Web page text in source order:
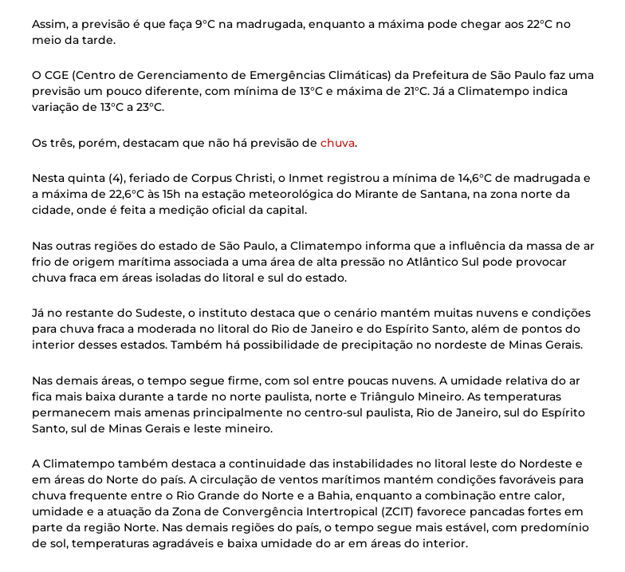
Assim, a previsão é que faça 9°C na madrugada, enquanto a máxima pode chegar aos 22°C no
meio da tarde.
O CGE (Centro de Gerenciamento de Emergências Climáticas) da Prefeitura de São Paulo faz uma
previsão um pouco diferente, com mínima de 13°C e máxima de 21°C. Já a Climatempo indica
variação de 13°C a 23°C.
Os três, porém, destacam que não há previsão de chuva.
Nesta quinta (4), feriado de Corpus Christi, o Inmet registrou a mínima de 14,6°C de madrugada e
a máxima de 22,6°C às 15h na estação meteorológica do Mirante de Santana, na zona norte da
cidade, onde é feita a medição oficial da capital.
Nas outras regiões do estado de São Paulo, a Climatempo informa que a influência da massa de ar
frio de origem marítima associada a uma área de alta pressão no Atlântico Sul pode provocar
chuva fraca em áreas isoladas do litoral e sul do estado.
Já no restante do Sudeste, o instituto destaca que o cenário mantém muitas nuvens e condições
para chuva fraca a moderada no litoral do Rio de Janeiro e do Espírito Santo, além de pontos do
interior desses estados. Também há possibilidade de precipitação no nordeste de Minas Gerais.
Nas demais áreas, o tempo segue firme, com sol entre poucas nuvens. A umidade relativa do ar
fica mais baixa durante a tarde no norte paulista, norte e Triângulo Mineiro. As temperaturas
permanecem mais amenas principalmente no centro-sul paulista, Rio de Janeiro, sul do Espírito
Santo, sul de Minas Gerais e leste mineiro.
A Climatempo também destaca a continuidade das instabilidades no litoral leste do Nordeste e
em áreas do Norte do país. A circulação de ventos marítimos mantém condições favoráveis para
chuva frequente entre o Rio Grande do Norte e a Bahia, enquanto a combinação entre calor,
umidade e a atuação da Zona de Convergência Intertropical (ZCIT) favorece pancadas fortes em
parte da região Norte. Nas demais regiões do país, o tempo segue mais estável, com predomínio
de sol, temperaturas agradáveis e baixa umidade do ar em áreas do interior.